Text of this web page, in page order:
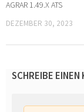
AGRAR 1.49.X ATS
DEZEMBER 30, 2023
SCHREIBE